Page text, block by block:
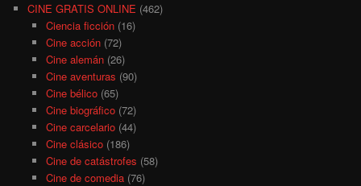
CINE GRATIS ONLINE (462)
Ciencia ficción(16)
Cine acción(72)
Cine alemán(26)
Cine aventuras (90)
Cine bélico(65)
Cine biográfico(72)
Cine carcelario(44)
Cine clásico(186)
Cine de catástrofes (58)
Cine de comedia(76)